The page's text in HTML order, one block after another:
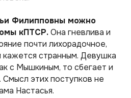
Филипповны можно
кПТСР.Она гневлива и
почти лихорадочное,
странным. Девушка
с Мышкиным, то сбегает и
Смысл этих поступков не
Настасья.